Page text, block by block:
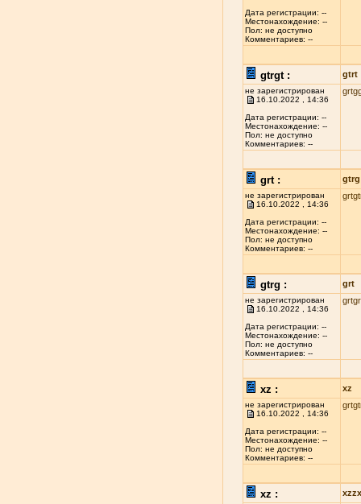
Дата регистрации: --
Местонахождение: --
Пол: не доступно
Комментариев: --
gtrgt : gtrt
не зарегистрирован
16.10.2022 , 14:36
Дата регистрации: --
Местонахождение: --
Пол: не доступно
Комментариев: --
grt : gtrg
не зарегистрирован
16.10.2022 , 14:36
Дата регистрации: --
Местонахождение: --
Пол: не доступно
Комментариев: --
gtrg : grt
не зарегистрирован
16.10.2022 , 14:36
Дата регистрации: --
Местонахождение: --
Пол: не доступно
Комментариев: --
xz : xz
не зарегистрирован
16.10.2022 , 14:36
Дата регистрации: --
Местонахождение: --
Пол: не доступно
Комментариев: --
xz : xzzx